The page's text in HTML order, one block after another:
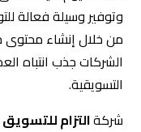
وتوفير وسيلة فعالة
من خلال إنشاء محتوى
الشركات جذب انتباه
التسويقية.
شركةالتزام